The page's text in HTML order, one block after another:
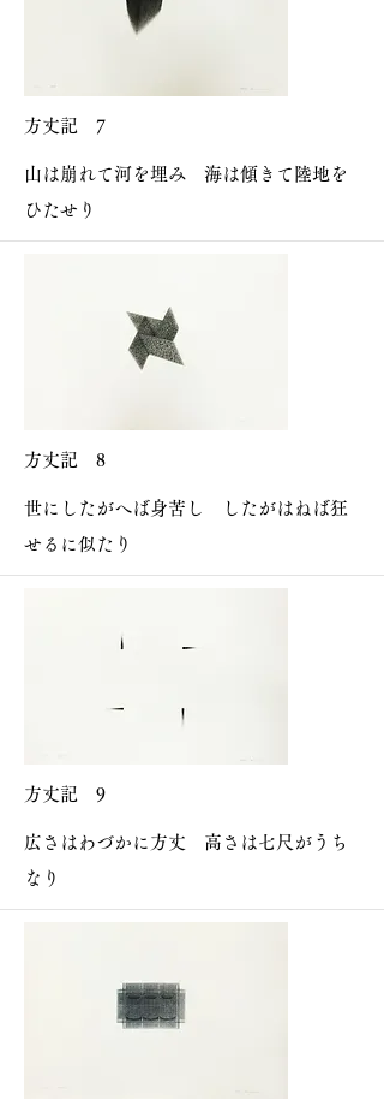
方丈記 7
山は崩れて河を埋み 海は傾きて陸地を
ひたせり
方丈記 8
世にしたがへば身苦し したがはねば狂
せるに似たり
方丈記 9
広さはわづかに方丈 高さは七尺がうち
なり